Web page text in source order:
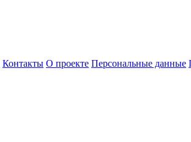
Контакты О проекте Персональные данные